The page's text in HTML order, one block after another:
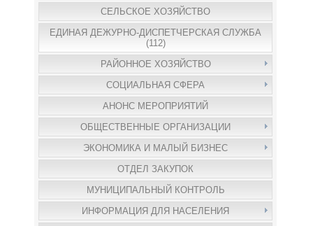
СЕЛЬСКОЕ ХОЗЯЙСТВО
ЕДИНАЯ ДЕЖУРНО-ДИСПЕТЧЕРСКАЯ СЛУЖБА
(112)
РАЙОННОЕ ХОЗЯЙСТВО
СОЦИАЛЬНАЯ СФЕРА
АНОНС МЕРОПРИЯТИЙ
ОБЩЕСТВЕННЫЕ ОРГАНИЗАЦИИ
ЭКОНОМИКА И МАЛЫЙ БИЗНЕС
ОТДЕЛ ЗАКУПОК
МУНИЦИПАЛЬНЫЙ КОНТРОЛЬ
ИНФОРМАЦИЯ ДЛЯ НАСЕЛЕНИЯ